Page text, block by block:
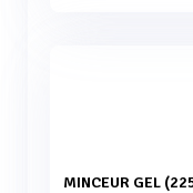
MINCEUR GEL